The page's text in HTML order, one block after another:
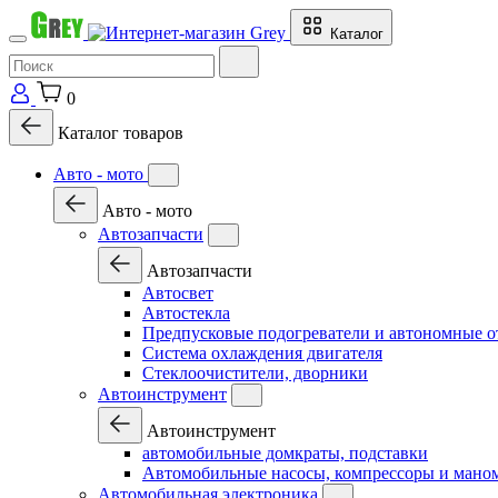
Каталог
0
Каталог товаров
Авто - мото
Авто - мото
Автозапчасти
Автозапчасти
Автосвет
Автостекла
Предпусковые подогреватели и автономные
Система охлаждения двигателя
Стеклоочистители, дворники
Автоинструмент
Автоинструмент
автомобильные домкраты, подставки
Автомобильные насосы, компрессоры и
Автомобильная электроника